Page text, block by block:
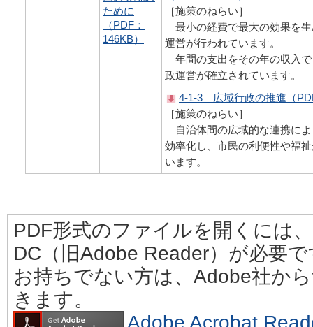
ために
（PDF：
146KB）
［施策のねらい］
最小の経費で最大の効果を
運営が行われています。
年間の支出をその年の収入
政運営が確立されています。
4-1-3 広域行政の推進（
［施策のねらい］
自治体間の広域的な連携に
効率化し、市民の利便性や福
います。
PDF形式のファイルを開くには
DC（旧Adobe Reader）が必要
お持ちでない方は、Adobe社か
きます。